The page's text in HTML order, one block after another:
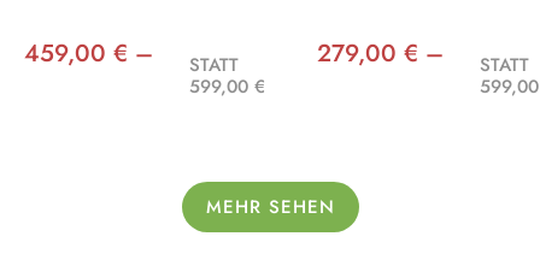
459,00 € –
STATT
599,00 €
279,00 € –
STATT
MEHR SEHEN